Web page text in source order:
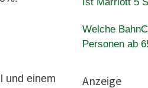
und einem
Welche
Personen ab
Anzeige